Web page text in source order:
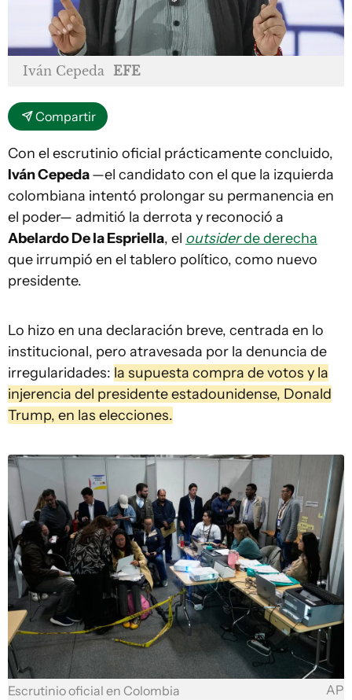
Iván Cepeda EFE
Compartir
Con el escrutinio oficial prácticamente concluido,
Iván Cepeda—el candidato con el que la izquierda
colombiana intentó prolongar su permanencia en
el poder— admitió la derrota y reconoció a
Abelardo De la Espriella, el outsiderde derecha
que irrumpió en el tablero político, como nuevo
presidente.
Lo hizo en una declaración breve, centrada en lo
institucional, pero atravesada por la denuncia de
irregularidades: la supuesta compra de votos y la
injerencia del presidente estadounidense, Donald
Trump, en las elecciones.
Escrutinio oficial en Colombia AP